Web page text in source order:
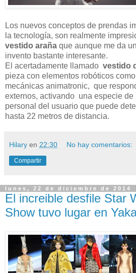
Los nuevos conceptos de prendas
la tecnología, son realmente
vestido araña que aunque me da
invento bastante interesante.
El acertadamente llamado vestido
pieza con elementos robóticos
mecánicas animatronic, que
externos, activando una especie
personal del usuario que puede
hasta 22 metros de distancia.
Hilary en 22:30 No hay comentarios:
Compartir
lunes, 22 de diciembre de 2014
El increible desfile Star
Show tuvo lugar en